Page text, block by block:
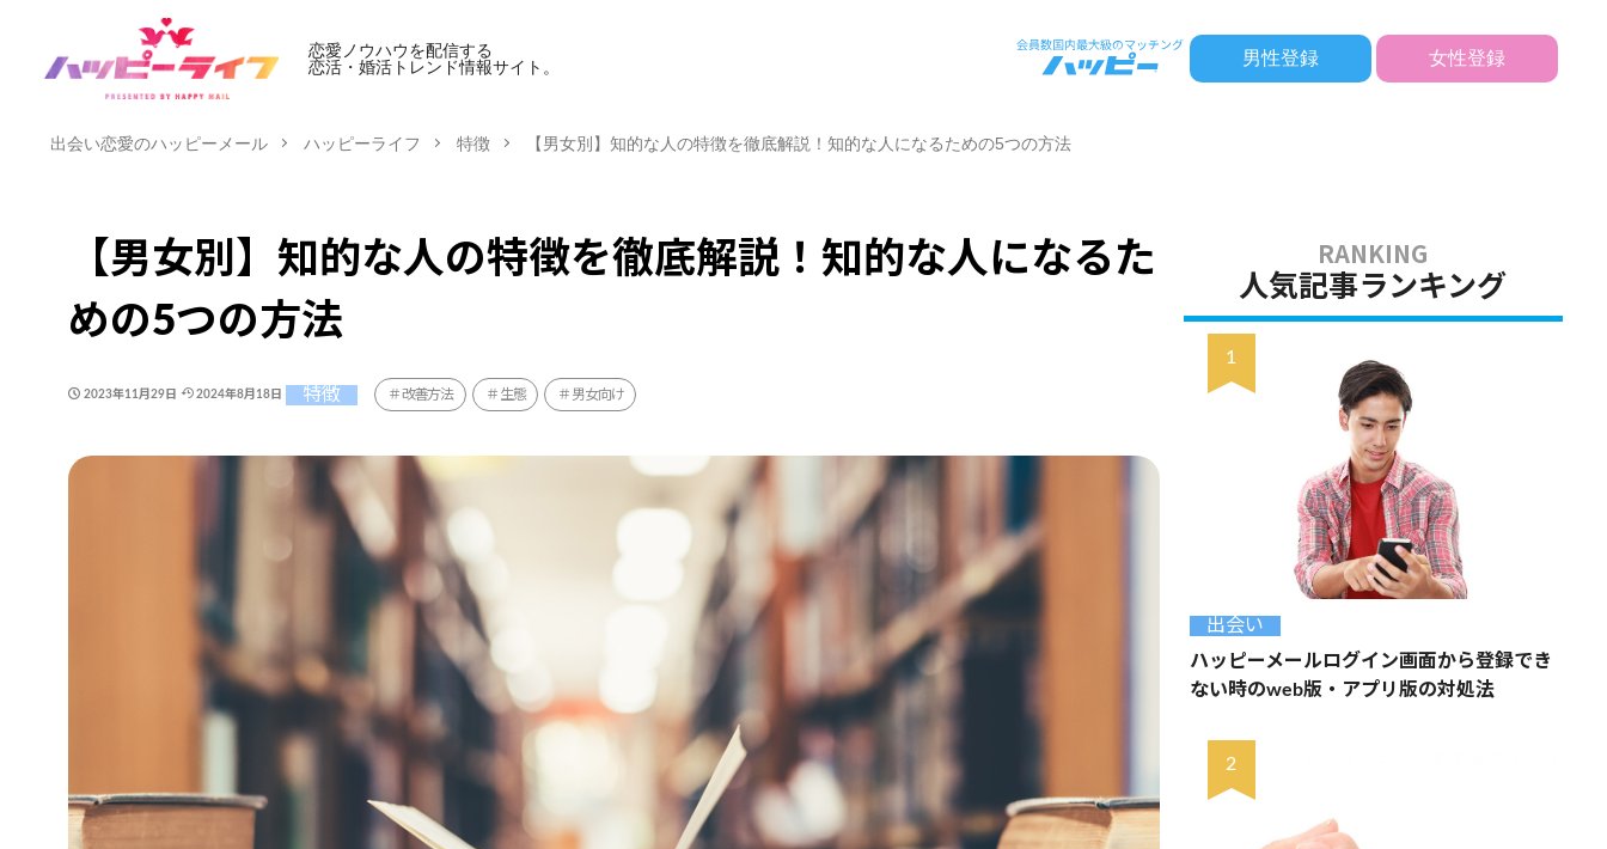
恋愛ノウハウを配信する
恋活・婚活トレンド情報サイト。
男性登録 女性登録
出会い恋愛のハッピーメール ハッピーライフ 特徴 【男女別】知的な人の特徴を徹底解説！知的な人になるための5つの方法
【男女別】知的な人の特徴を徹底解説！知的な人になるた
めの5つの方法
2023年11月29日 2024年8月18日 特徴 改善方法 生態 男女向け
人気記事ランキング
出会い
ハッピーメールログイン画面から登録でき
ない時のweb版・アプリ版の対処法